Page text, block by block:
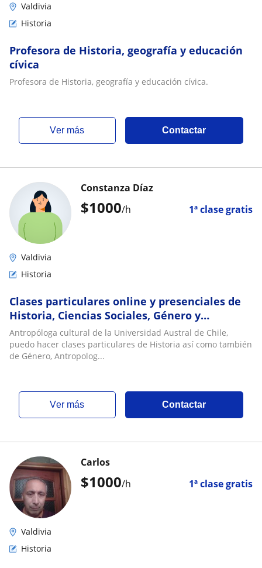
Valdivia
Historia
Profesora de Historia, geografía y educación
cívica
Profesora de Historia, geografía y educación cívica.
ver más Contactar
$1000/h 1ª clase gratis
Constanza Díaz
Valdivia
Historia
Clases particulares online y presenciales de
Historia, Ciencias Sociales, Género y
metodologías cualitativas
Antropóloga cultural de la Universidad Austral de Chile,
puedo hacer clases particulares de Historia así como también
de Género, Antropolog...
ver más Contactar
$1000/h 1ª clase gratis
Carlos
Valdivia
Historia